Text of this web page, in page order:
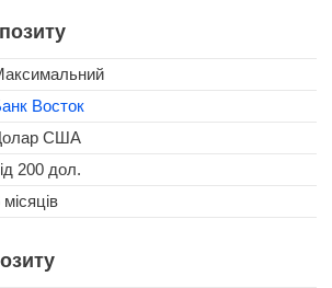
Восток
США
200 дол.
місяців